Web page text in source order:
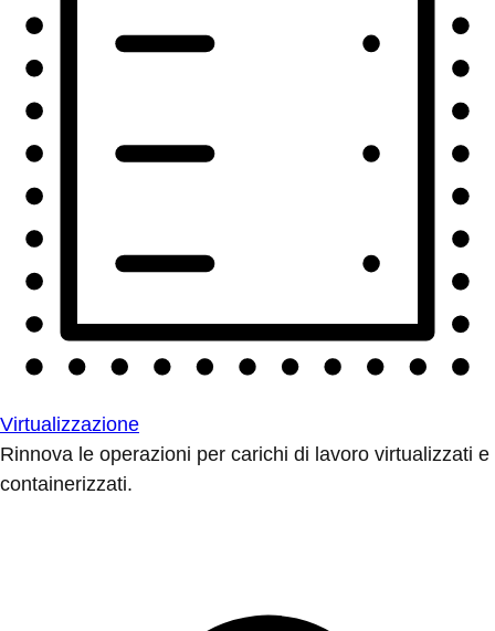
Virtualizzazione
Rinnova le operazioni per carichi di lavoro virtualizzati e
containerizzati.